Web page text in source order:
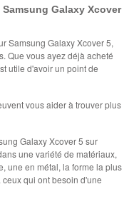
Galaxy Xcover
Samsung Galaxy Xcover 5,
Que vous ayez déjà acheté
utile d'avoir un point de
vous aider à trouver plus
Galaxy Xcover 5 sur
une variété de matériaux,
une en métal, la forme la plus
qui ont besoin d'une